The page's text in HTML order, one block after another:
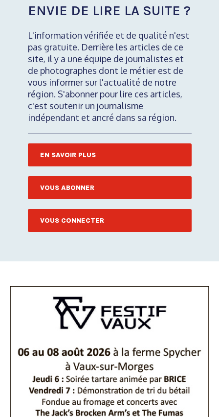
ENVIE DE LIRE LA SUITE ?
L'information vérifiée et de qualité n'est
pas gratuite. Derrière les articles de ce
site, il y a une équipe de journalistes et
de photographes dont le métier est de
vous informer sur l'actualité de notre
région. S'abonner pour lire ces articles,
c'est soutenir un journalisme
indépendant et ancré dans sa région.
EN SAVOIR PLUS
VOUS ABONNER
VOUS CONNECTER